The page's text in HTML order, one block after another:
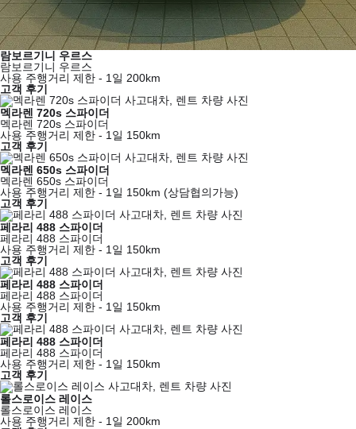
람보르기니 우르스
람보르기니 우르스
사용 주행거리 제한 - 1일 200km
고객 후기
멕라렌 720s 스파이더
멕라렌 720s 스파이더
사용 주행거리 제한 - 1일 150km
고객 후기
멕라렌 650s 스파이더
멕라렌 650s 스파이더
사용 주행거리 제한 - 1일 150km (상담협의가능)
고객 후기
페라리 488 스파이더
페라리 488 스파이더
사용 주행거리 제한 - 1일 150km
고객 후기
페라리 488 스파이더
페라리 488 스파이더
사용 주행거리 제한 - 1일 150km
고객 후기
페라리 488 스파이더
페라리 488 스파이더
사용 주행거리 제한 - 1일 150km
고객 후기
롤스로이스 레이스
롤스로이스 레이스
사용 주행거리 제한 - 1일 200km